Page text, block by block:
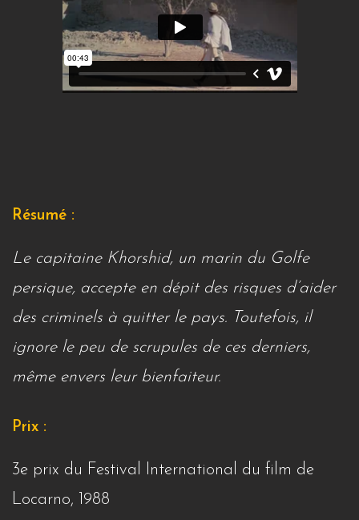
Résumé :
Le capitaine Khorshid, un marin du Golfe
persique, accepte en dépit des risques d’aider
des criminels à quitter le pays. Toutefois, il
ignore le peu de scrupules de ces derniers,
même envers leur bienfaiteur.
Prix :
3e prix du Festival International du film de
Locarno, 1988